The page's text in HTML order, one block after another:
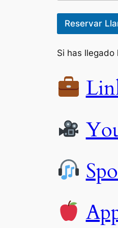
Reservar
Si has llegado